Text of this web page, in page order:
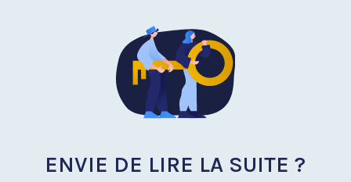
ENVIE DE LIRE LA SUITE ?